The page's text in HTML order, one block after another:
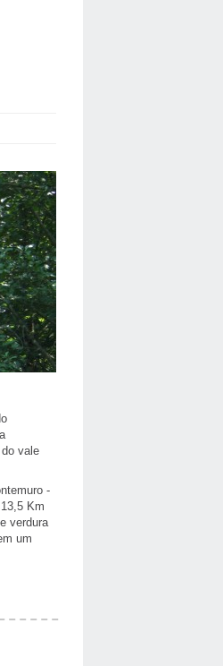
vale
-
Km
verdura
um